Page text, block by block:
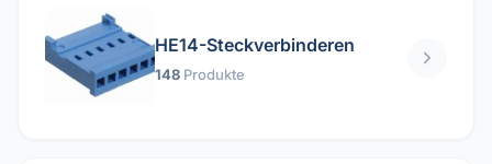
HE14-Steckverbinderen
148 Produkte